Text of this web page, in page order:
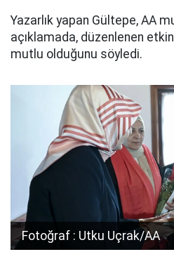
Yazarlık yapan Gültepe, AA
açıklamada, düzenlenen
mutlu olduğunu söyledi.
Fotoğraf : Utku Uçrak/AA